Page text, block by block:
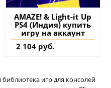
AMAZE! & Light-it Up
PS4 (Индия) купить
игру на аккаунт
2 104 руб.
игр для консолей